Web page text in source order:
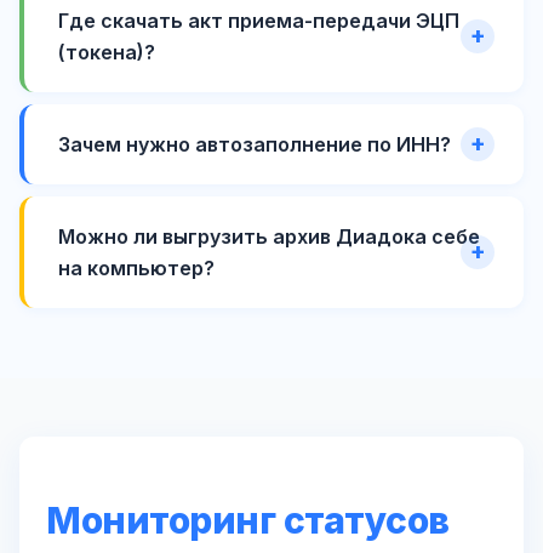
Где скачать акт приема-передачи ЭЦП
(токена)?
Зачем нужно автозаполнение по ИНН?
Можно ли выгрузить архив Диадока себе
на компьютер?
Мониторинг статусов